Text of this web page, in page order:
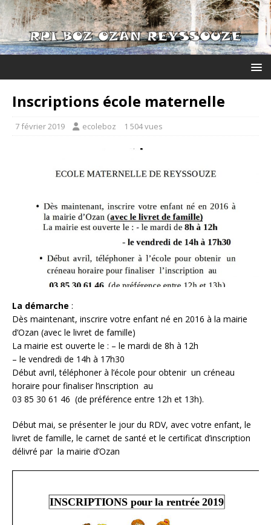
Inscriptions école maternelle
7 février 2019 ecoleboz 1 504 vues
La démarche :
Dès maintenant, inscrire votre enfant né en 2016 à la mairie
d’Ozan (avec le livret de famille)
La mairie est ouverte le : – le mardi de 8h à 12h
– le vendredi de 14h à 17h30
Début avril, téléphoner à l’école pour obtenir un créneau
horaire pour finaliser l’inscription au
03 85 30 61 46 (de préférence entre 12h et 13h).
Début mai, se présenter le jour du RDV, avec votre enfant, le
livret de famille, le carnet de santé et le certificat d’inscription
délivré par la mairie d’Ozan